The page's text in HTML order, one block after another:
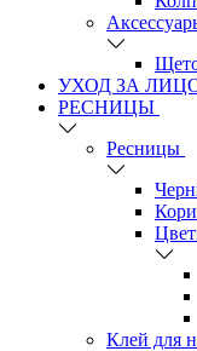
УХОД ЗА
РЕСНИЦЫ
Ресницы
Клей для